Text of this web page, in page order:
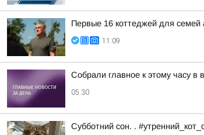
Первые 16 коттеджей для семей
11:09
Собрали главное к этому часу в
05:30
Субботний сон. .